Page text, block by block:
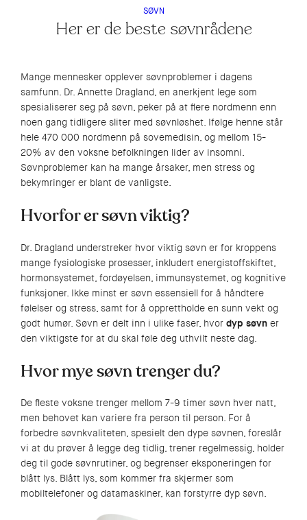
SØVN
Her er de beste søvnrådene
Mange mennesker opplever søvnproblemer i dagens
samfunn. Dr. Annette Dragland, en anerkjent lege som
spesialiserer seg på søvn, peker på at flere nordmenn enn
noen gang tidligere sliter med søvnløshet. Ifølge henne står
hele 470 000 nordmenn på sovemedisin, og mellom 15-
20% av den voksne befolkningen lider av insomni.
Søvnproblemer kan ha mange årsaker, men stress og
bekymringer er blant de vanligste.
Hvorfor er søvn viktig?
Dr. Dragland understreker hvor viktig søvn er for kroppens
mange fysiologiske prosesser, inkludert energistoffskiftet,
hormonsystemet, fordøyelsen, immunsystemet, og kognitive
funksjoner. Ikke minst er søvn essensiell for å håndtere
følelser og stress, samt for å opprettholde en sunn vekt og
godt humør. Søvn er delt inn i ulike faser, hvordyp søvn er
den viktigste for at du skal føle deg uthvilt neste dag.
Hvor mye søvn trenger du?
De fleste voksne trenger mellom 7-9 timer søvn hver natt,
men behovet kan variere fra person til person. For å
forbedre søvnkvaliteten, spesielt den dype søvnen, foreslår
vi at du prøver å legge deg tidlig, trener regelmessig, holder
deg til gode søvnrutiner, og begrenser eksponeringen for
blått lys. Blått lys, som kommer fra skjermer som
mobiltelefoner og datamaskiner, kan forstyrre dyp søvn.